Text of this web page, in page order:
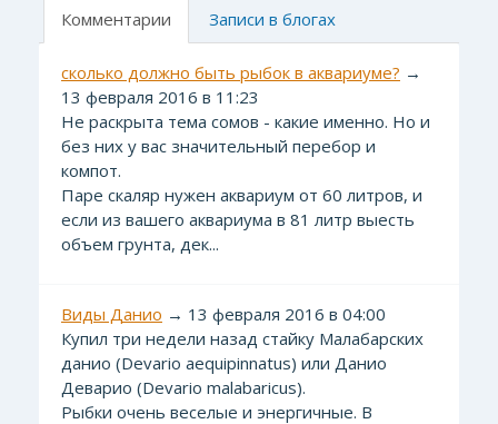
Комментарии Записи в блогах
сколько должно быть рыбок в аквариуме? →
13 февраля 2016 в 11:23
Не раскрыта тема сомов - какие именно. Но и
без них у вас значительный перебор и
компот.
Паре скаляр нужен аквариум от 60 литров, и
если из вашего аквариума в 81 литр выесть
объем грунта, дек...
Виды Данио → 13 февраля 2016 в 04:00
Купил три недели назад стайку Малабарских
данио (Devario aequipinnatus) или Данио
Деварио (Devario malabaricus).
Рыбки очень веселые и энергичные. В